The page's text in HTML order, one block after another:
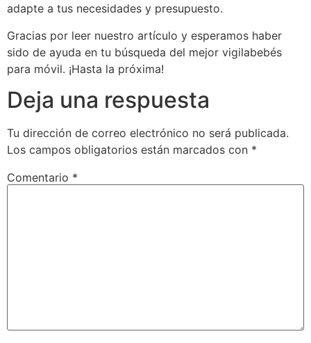
adapte a tus necesidades y presupuesto.
Gracias por leer nuestro artículo y esperamos haber
sido de ayuda en tu búsqueda del mejor vigilabebés
para móvil. ¡Hasta la próxima!
Deja una respuesta
Tu dirección de correo electrónico no será publicada.
Los campos obligatorios están marcados con *
Comentario *